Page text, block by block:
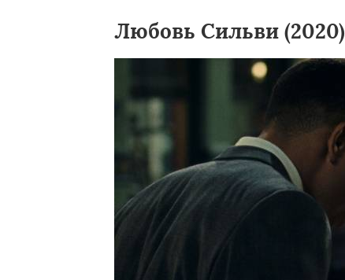
Любовь Сильви (2020)